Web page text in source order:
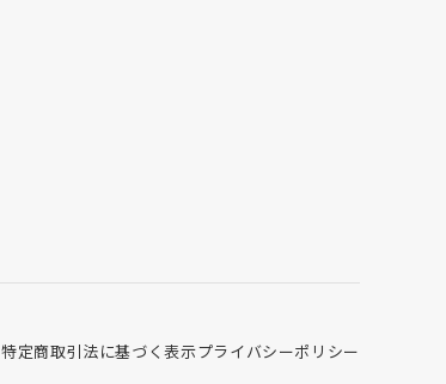
特定商取引法に基づく表示プライバシーポリシー